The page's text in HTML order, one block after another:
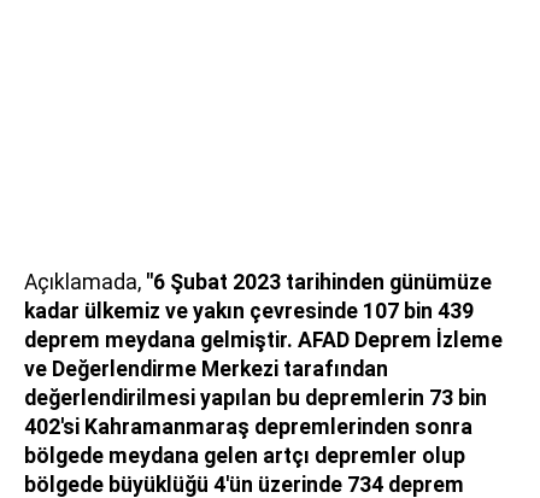
Açıklamada, "6 Şubat 2023 tarihinden günümüze
kadar ülkemiz ve yakın çevresinde 107 bin 439
deprem meydana gelmiştir. AFAD Deprem İzleme
ve Değerlendirme Merkezi tarafından
değerlendirilmesi yapılan bu depremlerin 73 bin
402'si Kahramanmaraş depremlerinden sonra
bölgede meydana gelen artçı depremler olup
bölgede büyüklüğü 4'ün üzerinde 734 deprem